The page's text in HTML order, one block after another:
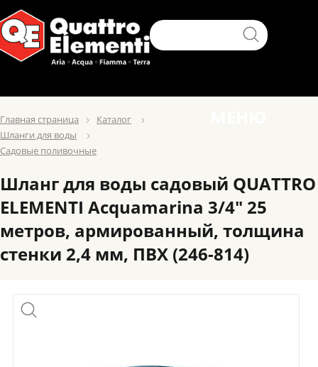
Главная страница
Каталог
Шланги для воды
Садовые поливочные
Шланг для воды садовый QUATTRO
ELEMENTI Acquamarina 3/4" 25
метров, армированный, толщина
стенки 2,4 мм, ПВХ (246-814)